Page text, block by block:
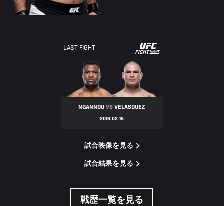
LAST FIGHT
UFC
FIGHT
NIGHT
NGANNOUVS VELASQUEZ
2019.02.18
試合映像を見る
試合結果を見る
戦歴一覧を見る